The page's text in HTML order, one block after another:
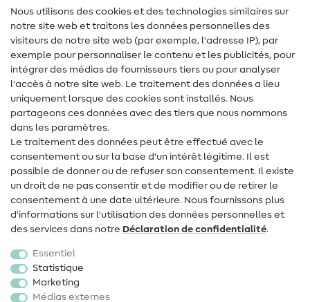
Lexique de couture
Tutos de couture
Aide & contact
Contact
Changement de propriétaire
FAQ
Droit de rétractation
Populaire
Accessoires de couture
Promotions
Nous utilisons des cookies et des technologies similaires sur
notre site web et traitons les données personnelles des
visiteurs de notre site web (par exemple, l'adresse IP), par
exemple pour personnaliser le contenu et les publicités, pour
intégrer des médias de fournisseurs tiers ou pour analyser
l'accès à notre site web. Le traitement des données a lieu
uniquement lorsque des cookies sont installés. Nous
partageons ces données avec des tiers que nous nommons
dans les paramètres.
Le traitement des données peut être effectué avec le
consentement ou sur la base d'un intérêt légitime. Il est
possible de donner ou de refuser son consentement. Il existe
un droit de ne pas consentir et de modifier ou de retirer le
consentement à une date ultérieure. Nous fournissons plus
d'informations sur l'utilisation des données personnelles et
des services dans notre Déclaration de confidentialité.
Essentiel
Statistique
Marketing
Médias externes